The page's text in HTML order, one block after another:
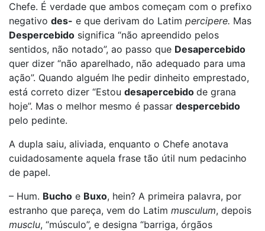
Chefe. É verdade que ambos começam com o prefixo
negativo des- e que derivam do Latim percipere. Mas
Despercebido significa “não apreendido pelos
sentidos, não notado”, ao passo que Desapercebido
quer dizer “não aparelhado, não adequado para uma
ação”. Quando alguém lhe pedir dinheito emprestado,
está correto dizer “Estou desapercebido de grana
hoje”. Mas o melhor mesmo é passar despercebido
pelo pedinte.
A dupla saiu, aliviada, enquanto o Chefe anotava
cuidadosamente aquela frase tão útil num pedacinho
de papel.
– Hum. Bucho e Buxo, hein? A primeira palavra, por
estranho que pareça, vem do Latim musculum, depois
musclu, “músculo”, e designa “barriga, órgãos